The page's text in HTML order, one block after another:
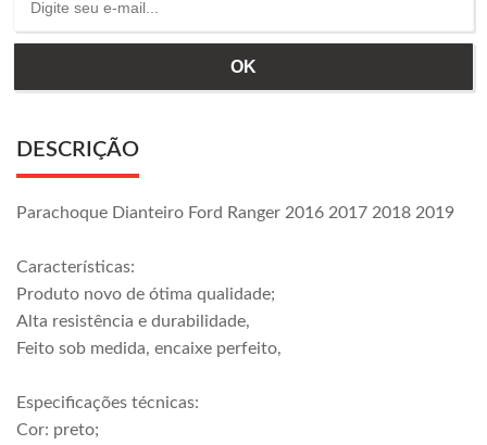
DESCRIÇÃO
Parachoque Dianteiro Ford Ranger 2016 2017 2018 2019
Características:
Produto novo de ótima qualidade;
Alta resistência e durabilidade,
Feito sob medida, encaixe perfeito,
Especificações técnicas:
Cor: preto;